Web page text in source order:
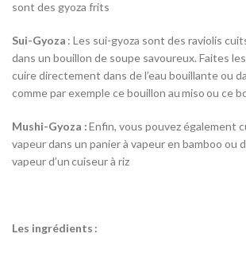
sont des gyoza frits
Sui-Gyoza : Les sui-gyoza sont des raviolis
dans un bouillon de soupe savoureux. Faites
cuire directement dans de l’eau bouillante ou
comme par exemple ce bouillon aumisoou ce
Mushi-Gyoza :Enfin, vous pouvez également
vapeur dans un panier à vapeur en bamboo ou
vapeur d’uncuiseur à riz
Les ingrédients :